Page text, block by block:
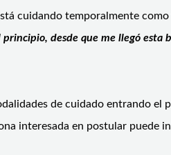
cuidando temporalmente
desde que me llegó esta
de cuidado entrando
interesada en postular puede